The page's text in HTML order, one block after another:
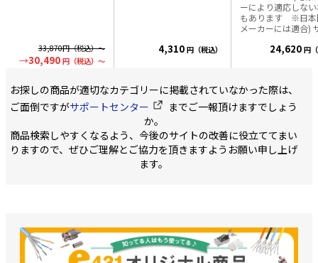
33,870円（税込）～
30,490 円（税込）～
4,310 円（税込）
ーにより適応しな
もあります ※日本
メーカーには適合)
さ243mm ※ケーブルは24,620 円
お探しの商品が適切なカテゴリーに掲載されていなかった際は、
ご面倒ですがサポートセンター
までご一報頂けますでしょう
か。
商品検索しやすくなるよう、今後のサイトの改善に役立ててまい
りますので、ぜひご理解とご協力を頂きますようお願い申し上げ
ます。